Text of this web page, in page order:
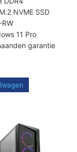
NVME SSD
RW
11 Pro
garantie